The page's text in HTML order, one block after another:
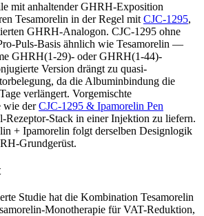
mit anhaltender GHRH-Exposition
Tesamorelin in der Regel mit CJC-1295,
GHRH-Analogon. CJC-1295 ohne
Puls-Basis ähnlich wie Tesamorelin —
GHRH(1-29)- oder GHRH(1-44)-
Version drängt zu quasi-
da die Albuminbindung die
verlängert. Vorgemischte
wie derCJC-1295 & Ipamorelin Pen
Rezeptor-Stack in einer Injektion zu liefern.
+ Ipamorelin folgt derselben Designlogik
Grundgerüst.
Studie hat die Kombination Tesamorelin
Monotherapie für VAT-Reduktion,